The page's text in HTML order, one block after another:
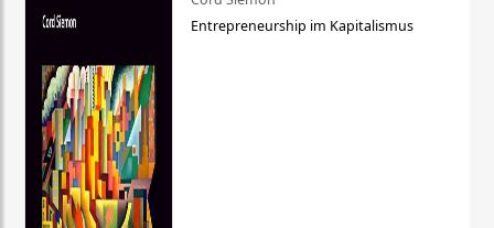
Entrepreneurship im Kapitalismus